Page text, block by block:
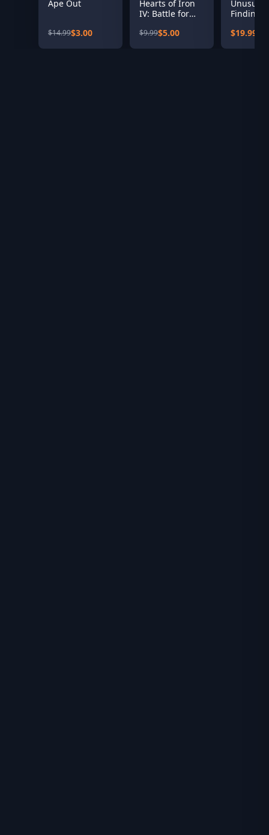
Ape Out
$14.99$3.00
Hearts of Iron
IV: Battle for
$9.99$5.00
Unusual
Findings
$19.99